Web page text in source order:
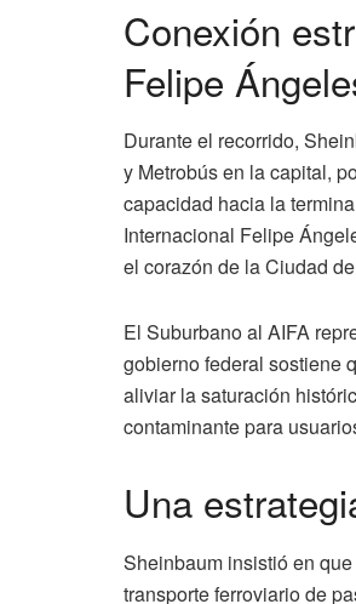
Conexión
Felipe
Durante el recorrido,
y Metrobús en la capital,
capacidad hacia la
Internacional Felipe
el corazón de la Ciudad
El Suburbano al AIFA
gobierno federal sostiene
aliviar la saturación
contaminante para
Una
Sheinbaum insistió en
transporte ferroviario de